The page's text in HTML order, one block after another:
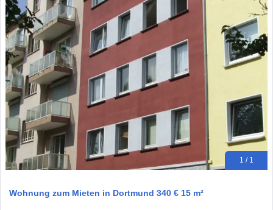
1 / 1
Wohnung zum Mieten in Dortmund 340 € 15 m²